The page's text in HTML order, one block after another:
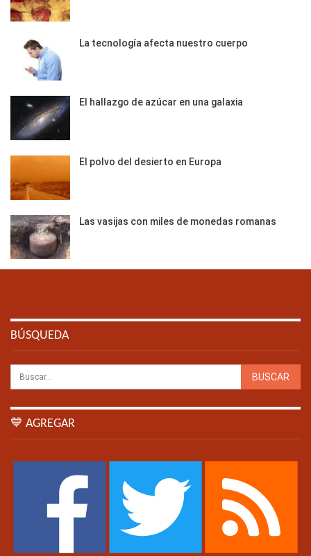
La tecnología afecta nuestro cuerpo
El hallazgo de azúcar en una galaxia
El polvo del desierto en Europa
Las vasijas con miles de monedas romanas
BÚSQUEDA
💙 AGREGAR